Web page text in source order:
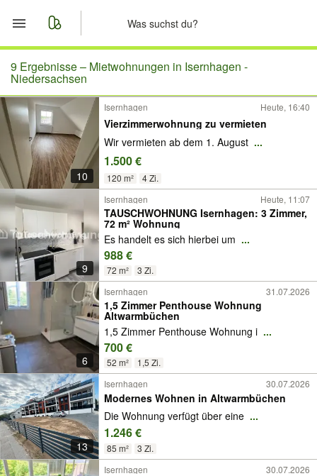
Start
Merkliste
Nachrichten
Anzeige aufgeben
9 Ergebnisse – Mietwohnungen in Isernhagen -
Niedersachsen
10
Isernhagen Heute, 16:40
Vierzimmerwohnung zu vermieten
Wir vermieten ab dem 1. August ...
1.500 €
120 m² 4 Zi.
9
Isernhagen Heute, 11:07
TAUSCHWOHNUNG Isernhagen: 3 Zimmer,
72 m² Wohnung
Es handelt es sich hierbei um ...
988 €
72 m² 3 Zi.
6
Isernhagen 31.07.2026
1,5 Zimmer Penthouse Wohnung
Altwarmbüchen
1,5 Zimmer Penthouse Wohnung i ...
700 €
52 m² 1,5 Zi.
13
Isernhagen 30.07.2026
Modernes Wohnen in Altwarmbüchen
Die Wohnung verfügt über eine ...
1.246 €
85 m² 3 Zi.
Isernhagen 30.07.2026